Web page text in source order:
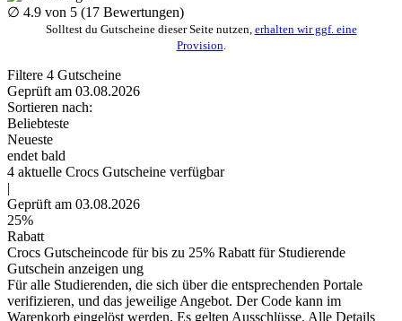
∅ 4.9 von 5 (17 Bewertungen)
Solltest du Gutscheine dieser Seite nutzen, erhalten wir ggf. eine
Provision
Filtere 4 Gutscheine
Geprüft am 03.08.2026
Sortieren nach:
Beliebteste
Neueste
endet bald
4 aktuelle Crocs Gutscheine verfügbar
|
Geprüft am 03.08.2026
25%
Rabatt
Crocs Gutscheincode für bis zu 25% Rabatt für Studierende
Gutschein anzeigen ung
Für alle Studierenden, die sich über die entsprechenden Portale
verifizieren, und das jeweilige Angebot. Der Code kann im
Warenkorb eingelöst werden. Es gelten Ausschlüsse. Alle Details